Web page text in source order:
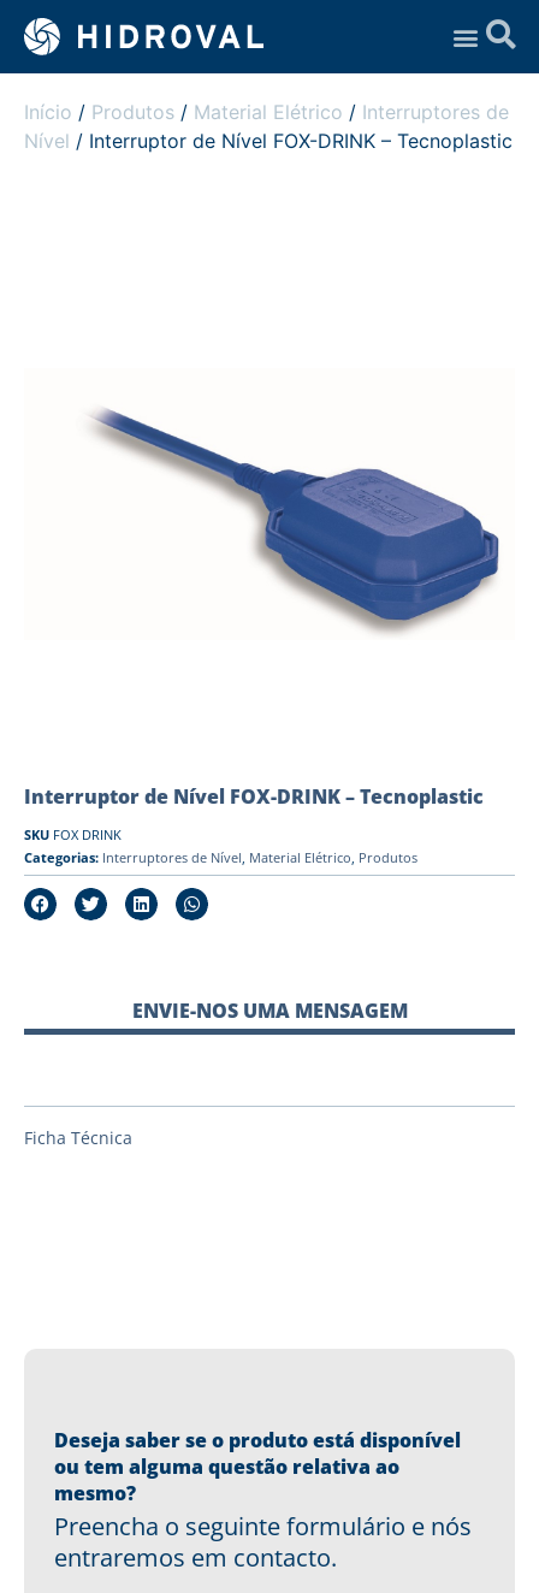
Início / Produtos / Material Elétrico / Interruptores de
Nível / Interruptor de Nível FOX-DRINK – Tecnoplastic
Interruptor de Nível FOX-DRINK – Tecnoplastic
SKU FOX DRINK
Categorias: Interruptores de Nível, Material Elétrico, Produtos
ENVIE-NOS UMA MENSAGEM
Ficha Técnica
Deseja saber se o produto está disponível
ou tem alguma questão relativa ao
mesmo?
Preencha o seguinte formulário e nós
entraremos em contacto.